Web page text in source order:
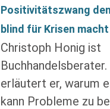
Positivitätszwang
blind für Krisen macht
Christoph Honig ist
erläutert er, warum
kann Probleme zu